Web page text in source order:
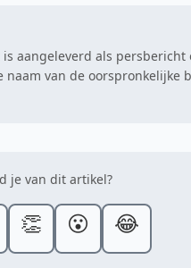
aangeleverd als persbericht
van de oorspronkelijke
je van dit artikel?
👏 😮 😂